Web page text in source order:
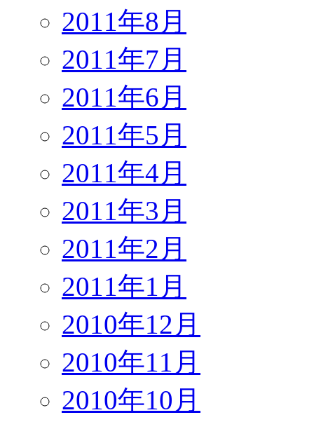
2011年8月
2011年7月
2011年6月
2011年5月
2011年4月
2011年3月
2011年2月
2011年1月
2010年12月
2010年11月
2010年10月